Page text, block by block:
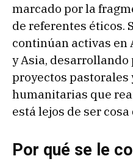
marcado por la
de referentes éticos.
continúan activas en
y Asia,
proyectos pastorales
humanitarias que
está lejos de ser cosa
Por qué se le